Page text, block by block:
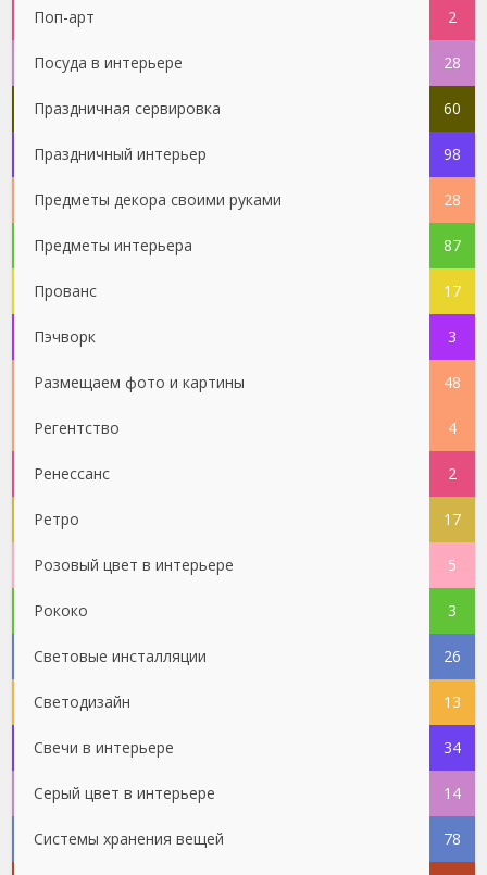
Поп-арт 2
Посуда в интерьере 28
Праздничная сервировка 60
Праздничный интерьер 98
Предметы декора своими руками 28
Предметы интерьера 87
Прованс 17
Пэчворк 3
Размещаем фото и картины 48
Регентство 4
Ренессанс 2
Ретро 17
Розовый цвет в интерьере 5
Рококо 3
Световые инсталляции 26
Светодизайн 13
Свечи в интерьере 34
Серый цвет в интерьере 14
Системы хранения вещей 78